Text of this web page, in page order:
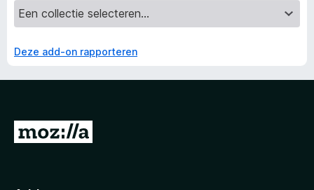
Deze add-on rapporteren
N
r